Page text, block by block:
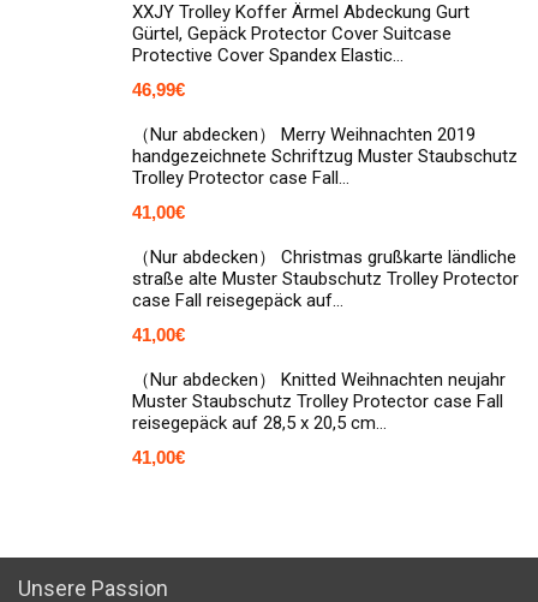
XXJY Trolley Koffer Ärmel Abdeckung Gurt
Gürtel, Gepäck Protector Cover Suitcase
Protective Cover Spandex Elastic…
46,99€
（Nur abdecken） Merry Weihnachten 2019
handgezeichnete Schriftzug Muster Staubschutz
Trolley Protector case Fall…
41,00€
（Nur abdecken） Christmas grußkarte ländliche
straße alte Muster Staubschutz Trolley Protector
case Fall reisegepäck auf…
41,00€
（Nur abdecken） Knitted Weihnachten neujahr
Muster Staubschutz Trolley Protector case Fall
reisegepäck auf 28,5 x 20,5 cm…
41,00€
Unsere Passion